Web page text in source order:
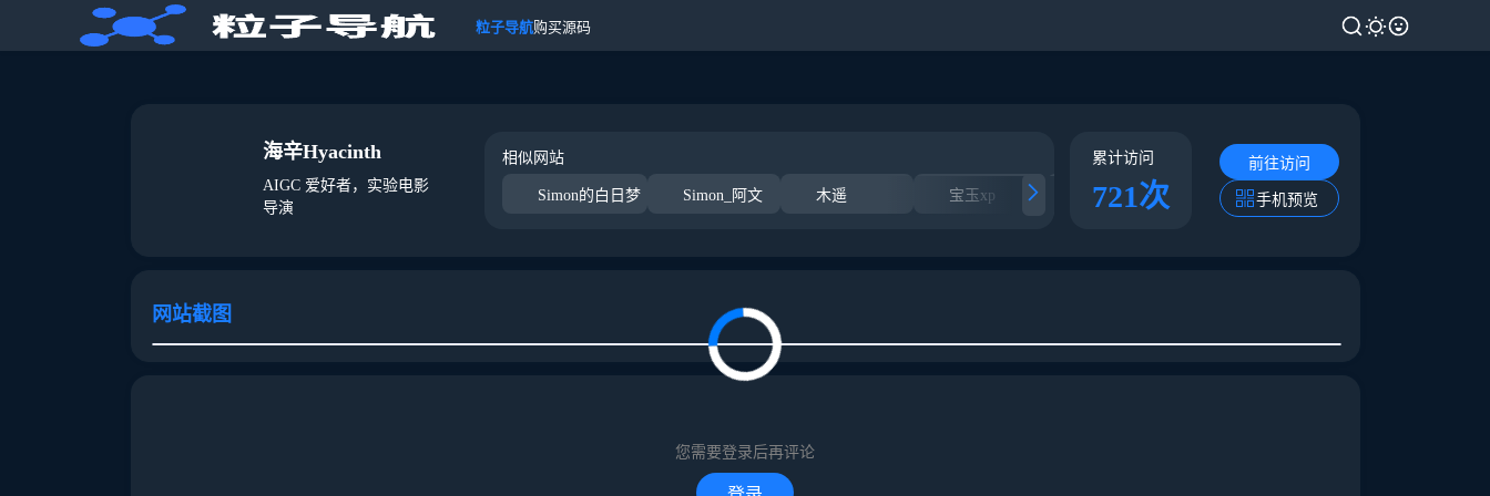
粒子导航购买源码
海辛Hyacinth
AIGC 爱好者，实验电影
导演
相似网站
Simon的白日梦 Simon_阿文 木遥 宝玉xp 互联网的那点事 Barret李靖
累计访问
721次
前往访问
手机预览
网站截图
您需要登录后再评论